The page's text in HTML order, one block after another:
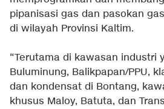
pipanisasi gas dan pasokan
di wilayah Provinsi Kaltim.
“Terutama di kawasan industri
Buluminung, Balikpapan/PPU,
dan kondensat di Bontang,
khusus Maloy, Batuta, dan